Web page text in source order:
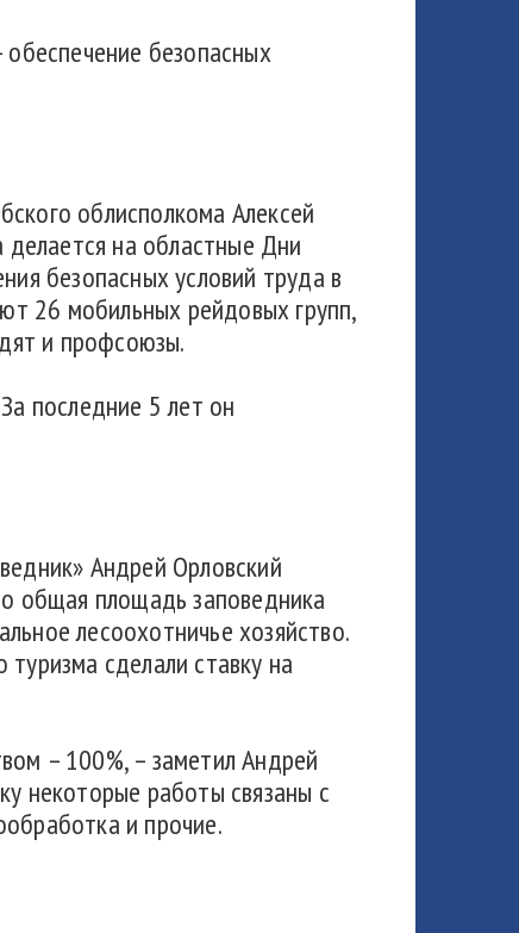
безопасных
облисполкома Алексей
делается на областные Дни
безопасных условий труда в
26 мобильных рейдовых групп,
и профсоюзы.
последние 5 лет он
Андрей Орловский
общая площадь заповедника
лесоохотничье хозяйство.
сделали ставку на
– 100%, – заметил Андрей
некоторые работы связаны с
и прочие.